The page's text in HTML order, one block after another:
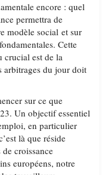
encore : quel
permettra de
modèle social et sur
Cette
crucial est de la
arbitrages du jour doit
sur ce que
Un objectif essentiel
en particulier
là que réside
croissance
européens, notre